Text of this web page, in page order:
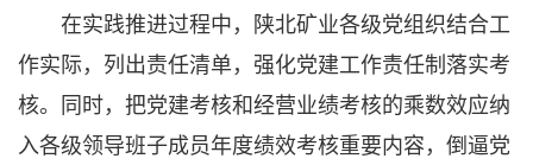
在实践推进过程中，陕北矿业各级党组织结合工
作实际，列出责任清单，强化党建工作责任制落实考
核。同时，把党建考核和经营业绩考核的乘数效应纳
入各级领导班子成员年度绩效考核重要内容，倒逼党